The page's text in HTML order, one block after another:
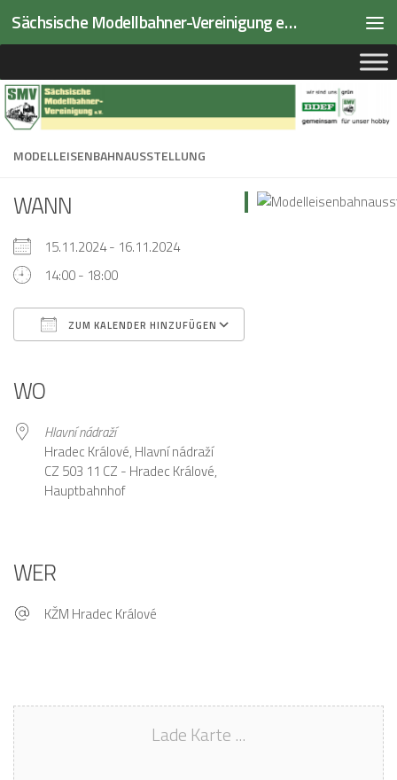
Zum Inhalt springen Sächsische Modellbahner-Vereinigung e.V.
MODELLEISENBAHNAUSSTELLUNG
WANN
15.11.2024 - 16.11.2024
14:00 - 18:00
ZUM KALENDER HINZUFÜGEN
WO
Hlavní nádraží
Hradec Králové, Hlavní nádraží
CZ 503 11 CZ - Hradec Králové,
Hauptbahnhof
WER
KŽM Hradec Králové
Lade Karte ...